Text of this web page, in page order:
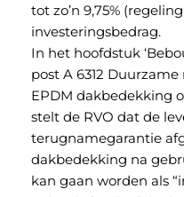
tot zo’n 9,75%
investeringsbedrag.
In het hoofdstuk
post A 6312
EPDM dakbedekking
stelt de RVO dat de
terugnamegarantie
dakbedekking na
kan gaan worden als